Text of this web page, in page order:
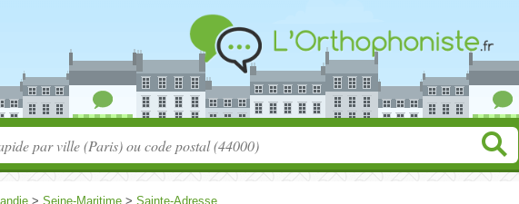
> Seine-Maritime > Sainte-Adresse